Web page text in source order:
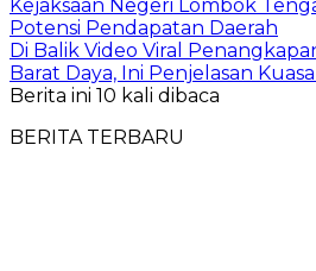
Kejaksaan Negeri Lombok
Potensi Pendapatan Daerah
Di Balik Video Viral
Barat Daya, Ini Penjelasan
Berita ini 10 kali dibaca
BERITA TERBARU